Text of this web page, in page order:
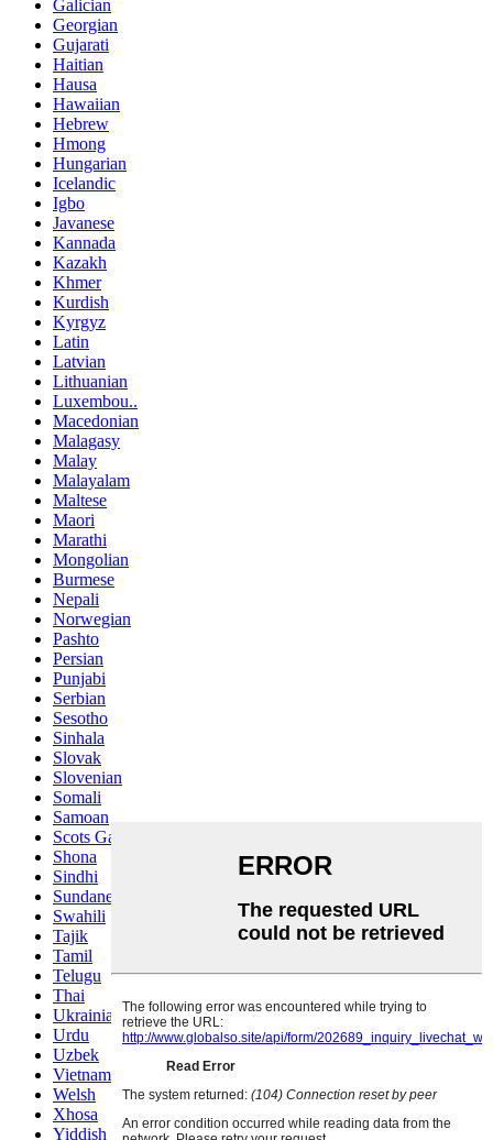
Galician
Georgian
Gujarati
Haitian
Hausa
Hawaiian
Hebrew
Hmong
Hungarian
Icelandic
Igbo
Javanese
Kannada
Kazakh
Khmer
Kurdish
Kyrgyz
Latin
Latvian
Lithuanian
Luxembou..
Macedonian
Malagasy
Malay
Malayalam
Maltese
Maori
Marathi
Mongolian
Burmese
Nepali
Norwegian
Pashto
Persian
Punjabi
Serbian
Sesotho
Sinhala
Slovak
Slovenian
Somali
Samoan
Scots Gaelic
Shona
Sindhi
Sundanese
Swahili
Tajik
Tamil
Telugu
Thai
Ukrainian
Urdu
Uzbek
Vietnamese
Welsh
Xhosa
Yiddish